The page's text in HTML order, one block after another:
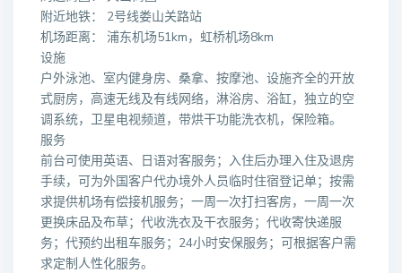
附近地铁： 2号线娄山关路站
机场距离： 浦东机场51km，虹桥机场8km
设施
户外泳池、室内健身房、桑拿、按摩池、设施齐全的开放
式厨房，高速无线及有线网络，淋浴房、浴缸，独立的空
调系统，卫星电视频道，带烘干功能洗衣机，保险箱。
服务
前台可使用英语、日语对客服务；入住后办理入住及退房
手续，可为外国客户代办境外人员临时住宿登记单；按需
求提供机场有偿接机服务；一周一次打扫客房，一周一次
更换床品及布草；代收洗衣及干衣服务；代收寄快递服
务；代预约出租车服务；24小时安保服务；可根据客户需
求定制人性化服务。